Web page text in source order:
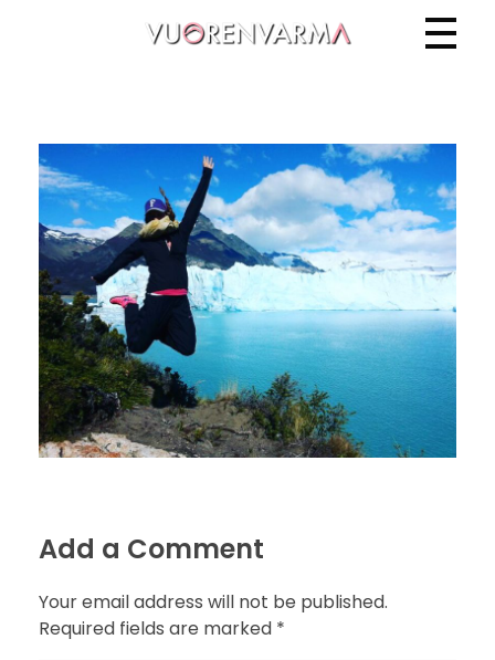
Add a Comment
Your email address will not be published.
Required fields are marked *